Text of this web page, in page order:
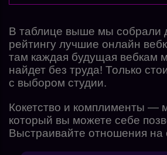
В таблице выше мы собрали
рейтингу лучшие онлайн
там каждая будущая вебкам
найдет без труда! Только
с выбором студии.
Кокетство и комплименты —
который вы можете себе
Выстраивайте отношения на